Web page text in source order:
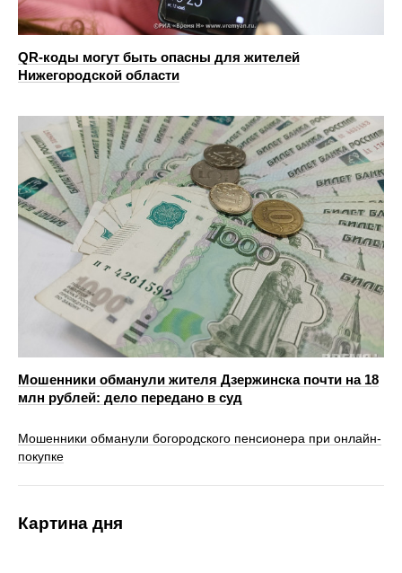
QR-коды могут быть опасны для жителей
Нижегородской области
Мошенники обманули жителя Дзержинска почти на 18
млн рублей: дело передано в суд
Мошенники обманули богородского пенсионера при онлайн-
покупке
Картина дня